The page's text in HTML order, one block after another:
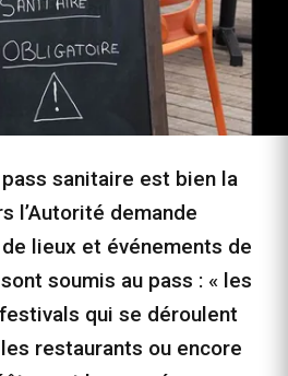
sanitaire est bien la
l’Autorité demande
lieux et événements de
soumis au pass : « les
qui se déroulent
les restaurants ou encore